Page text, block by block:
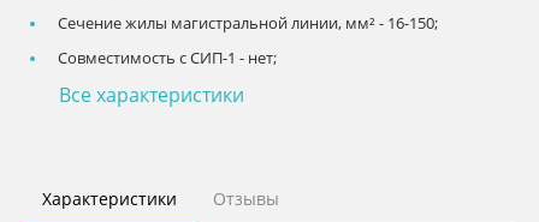
Сечение жилы магистральной линии, мм² - 16-150;
Совместимость с СИП-1 - нет;
Все характеристики
Характеристики Отзывы